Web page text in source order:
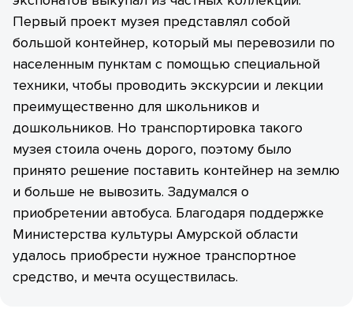
Первый проект музея представлял собой
большой контейнер, который мы перевозили по
населенным пунктам с помощью специальной
техники, чтобы проводить экскурсии и лекции
преимущественно для школьников и
дошкольников. Но транспортировка такого
музея стоила очень дорого, поэтому было
принято решение поставить контейнер на землю
и больше не вывозить. Задумался о
приобретении автобуса. Благодаря поддержке
Министерства культуры Амурской области
удалось приобрести нужное транспортное
средство, и мечта осуществилась.